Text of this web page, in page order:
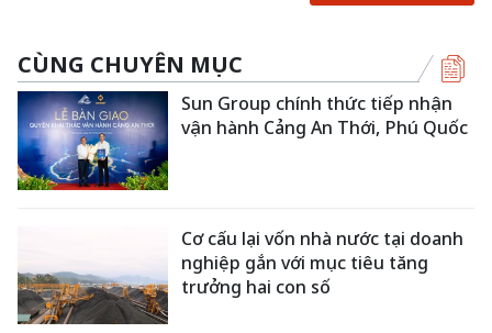
CÙNG CHUYÊN MỤC
Sun Group chính thức tiếp nhận
vận hành Cảng An Thới, Phú Quốc
Cơ cấu lại vốn nhà nước tại doanh
nghiệp gắn với mục tiêu tăng
trưởng hai con số